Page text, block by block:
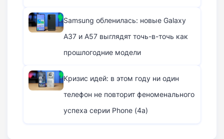
Samsung обленилась: новые Galaxy
A37 и A57 выглядят точь-в-точь как
прошлогодние модели
Кризис идей: в этом году ни один
телефон не повторит феноменального
успеха серии Phone (4a)